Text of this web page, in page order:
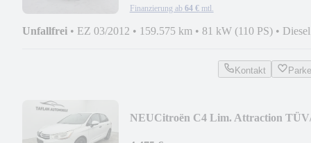
Finanzierung ab 64 € mtl.
Unfallfrei • EZ 03/2012 • 159.575 km • 81 kW (110 PS) • Diesel
Kontakt
NEUCitroën C4 Lim. Attraction